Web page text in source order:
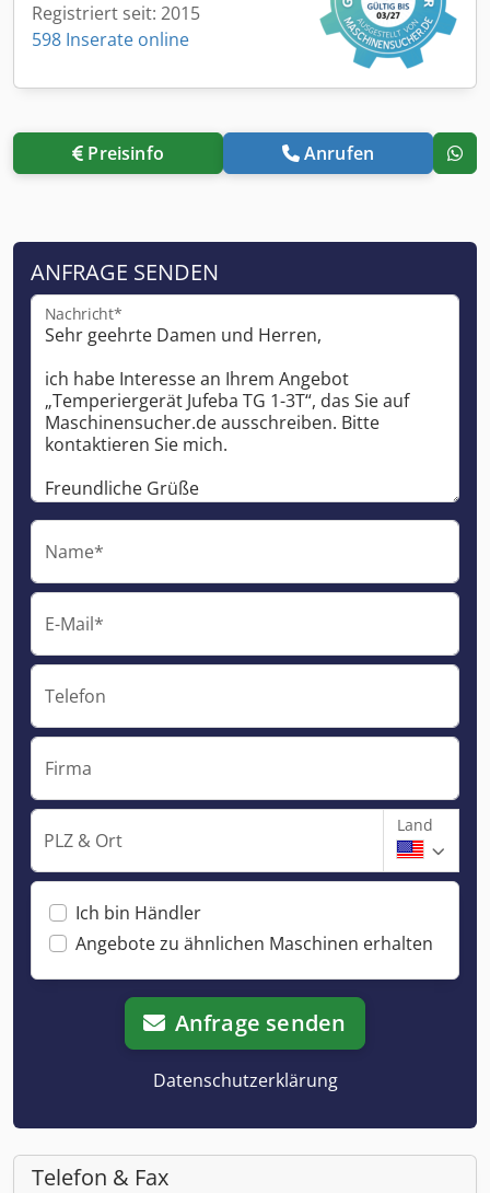
Registriert seit: 2015
598 Inserate online
Preisinfo Anrufen
ANFRAGE SENDEN
Nachricht*
Name*
E-Mail*
Telefon
Firma
PLZ & Ort
Land
Ich bin Händler
Angebote zu ähnlichen Maschinen erhalten
Anfrage senden
Datenschutzerklärung
Telefon & Fax